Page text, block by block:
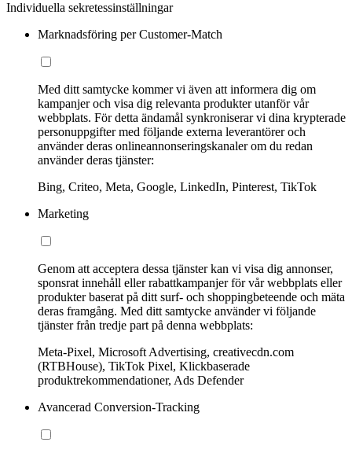
Individuella sekretessinställningar
Marknadsföring per Customer-Match
Med ditt samtycke kommer vi även att informera dig om
kampanjer och visa dig relevanta produkter utanför vår
webbplats. För detta ändamål synkroniserar vi dina krypterade
personuppgifter med följande externa leverantörer och
använder deras onlineannonseringskanaler om du redan
använder deras tjänster:
Bing, Criteo, Meta, Google, LinkedIn, Pinterest, TikTok
Marketing
Genom att acceptera dessa tjänster kan vi visa dig annonser,
sponsrat innehåll eller rabattkampanjer för vår webbplats eller
produkter baserat på ditt surf- och shoppingbeteende och mäta
deras framgång. Med ditt samtycke använder vi följande
tjänster från tredje part på denna webbplats:
Meta-Pixel, Microsoft Advertising, creativecdn.com
(RTBHouse), TikTok Pixel, Klickbaserade
produktrekommendationer, Ads Defender
Avancerad Conversion-Tracking